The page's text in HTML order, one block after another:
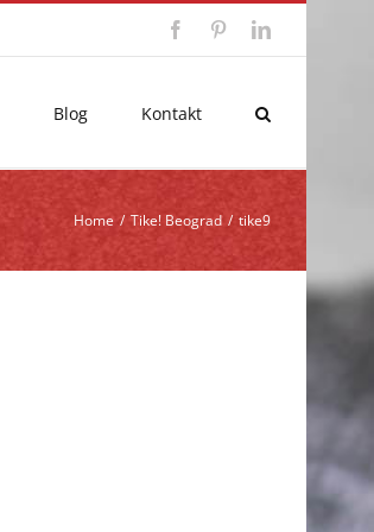
FacebookPinterestLinkedIn
Blog Kontakt
Home / Tike! Beograd / tike9